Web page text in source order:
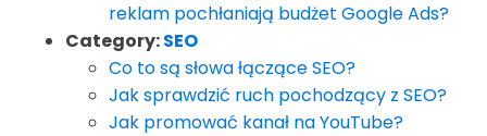
reklam pochłaniają budżet Google Ads?
Category:SEO
Co to są słowa łączące SEO?
Jak sprawdzić ruch pochodzący z SEO?
Jak promować kanał na YouTube?